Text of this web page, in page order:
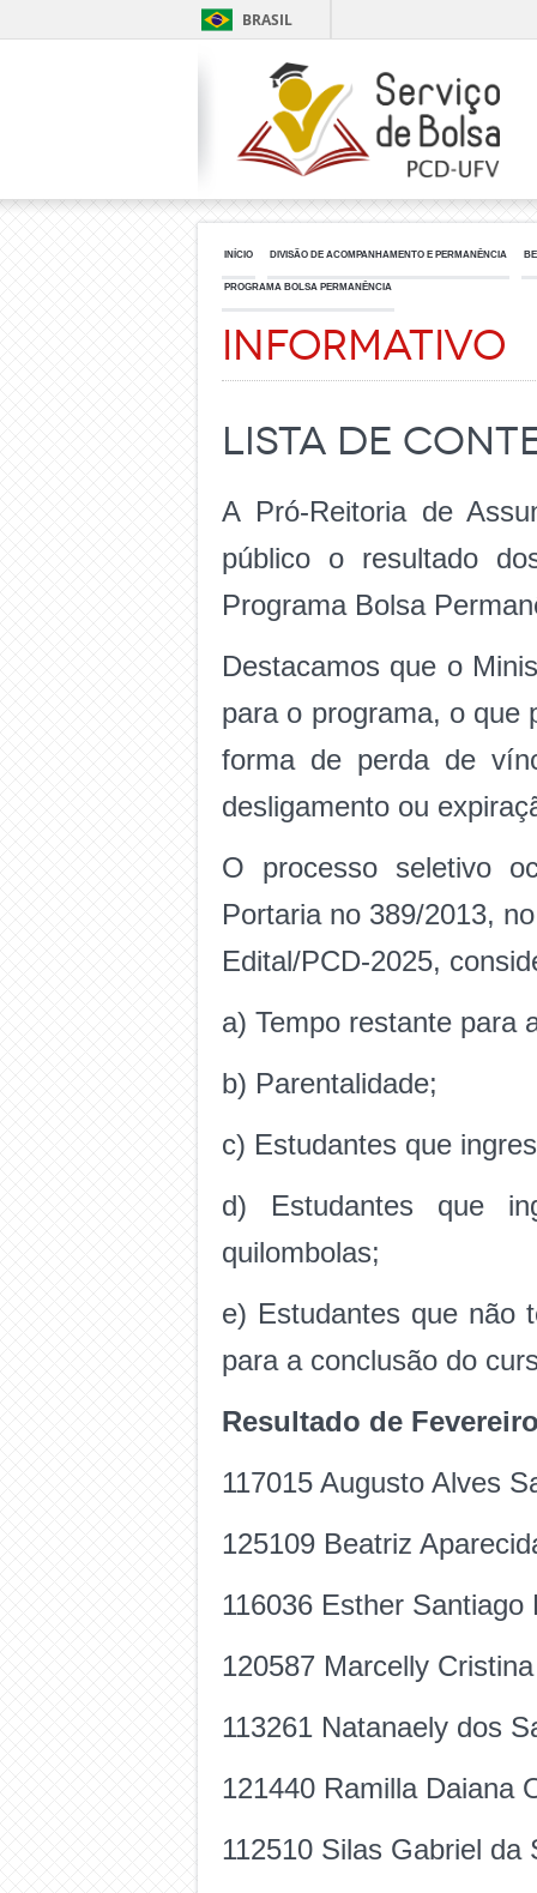
BRASIL
INÍCIO DIVISÃO DE ACOMPANHAMENTO E PERMANÊNCIA
PROGRAMA BOLSA PERMANÊNCIA
Informativo
Lista de
A Pró-Reitoria de
público o resultado
Programa Bolsa
Destacamos que o
para o programa, o que
forma de perda de
desligamento ou
O processo seletivo
Portaria no 389/2013,
Edital/PCD-2025,
a) Tempo restante para
b) Parentalidade;
c) Estudantes que
d) Estudantes que
quilombolas;
e) Estudantes que não
para a conclusão do
Resultado de
117015 Augusto Alves
125109 Beatriz
116036 Esther
120587 Marcelly
113261 Natanaely dos
121440 Ramilla Daiana
112510 Silas Gabriel da